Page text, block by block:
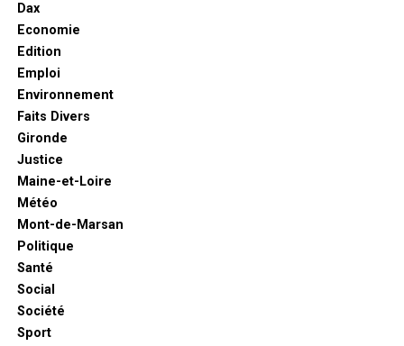
Dax
Economie
Edition
Emploi
Environnement
Faits Divers
Gironde
Justice
Maine-et-Loire
Météo
Mont-de-Marsan
Politique
Santé
Social
Société
Sport